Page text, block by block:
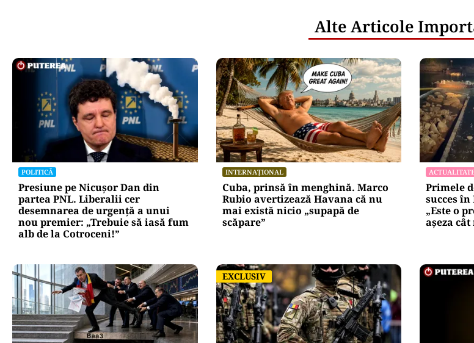
Alte Articole
POLITICĂ
Presiune pe Nicușor Dan din
partea PNL. Liberalii cer
desemnarea de urgență a unui
nou premier: „Trebuie să iasă fum
alb de la Cotroceni!”
INTERNAȚIONAL
Cuba, prinsă în menghină. Marco
Rubio avertizează Havana că nu
mai există nicio „supapă de
scăpare”
Primele
succes
„Este o
așeza
EXCLUSIV
EXCLUSIV